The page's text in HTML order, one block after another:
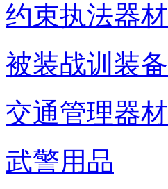
约束执法器材
被装战训装备
交通管理器材
武警用品